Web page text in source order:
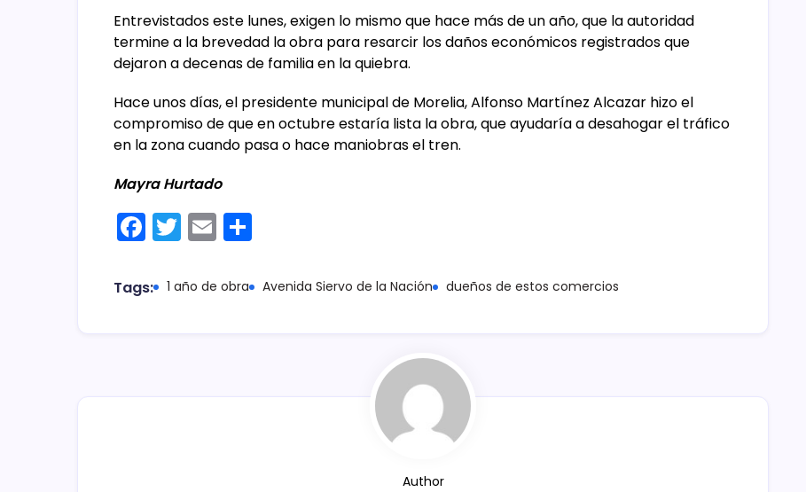
Entrevistados este lunes, exigen lo mismo que hace más de un año, que la autoridad
termine a la brevedad la obra para resarcir los daños económicos registrados que
dejaron a decenas de familia en la quiebra.
Hace unos días, el presidente municipal de Morelia, Alfonso Martínez Alcazar hizo el
compromiso de que en octubre estaría lista la obra, que ayudaría a desahogar el tráfico
en la zona cuando pasa o hace maniobras el tren.
Mayra Hurtado
F
a
c
T
w
itt
E
m
ai m
Tags: 1 año de obra Avenida Siervo de la Nación dueños de estos comercios
Author